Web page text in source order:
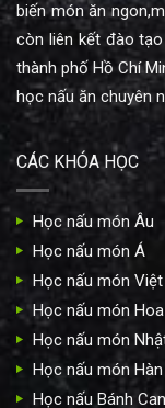
biến món ăn
còn liên kết đào
thành phố Hồ Chí
học nấu ăn chuyên
CÁC KHÓA HỌC
Học nấu món Âu
Học nấu món Á
Học nấu món Việt
Học nấu món Hoa
Học nấu món
Học nấu món Hàn
Học nấu Bánh